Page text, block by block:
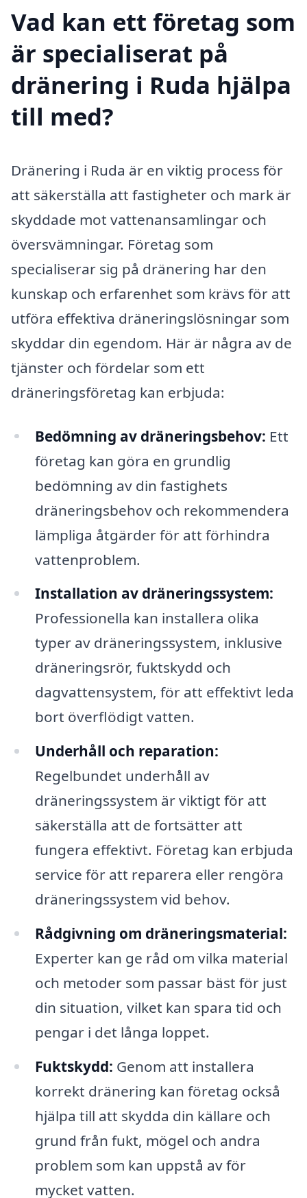
Vad kan ett företag som
är specialiserat på
dränering i Ruda hjälpa
till med?
Dränering i Ruda är en viktig process för
att säkerställa att fastigheter och mark är
skyddade mot vattenansamlingar och
översvämningar. Företag som
specialiserar sig på dränering har den
kunskap och erfarenhet som krävs för att
utföra effektiva dräneringslösningar som
skyddar din egendom. Här är några av de
tjänster och fördelar som ett
dräneringsföretag kan erbjuda:
Bedömning av dräneringsbehov: Ett
företag kan göra en grundlig
bedömning av din fastighets
dräneringsbehov och rekommendera
lämpliga åtgärder för att förhindra
vattenproblem.
Installation av dräneringssystem:
Professionella kan installera olika
typer av dräneringssystem, inklusive
dräneringsrör, fuktskydd och
dagvattensystem, för att effektivt leda
bort överflödigt vatten.
Underhåll och reparation:
Regelbundet underhåll av
dräneringssystem är viktigt för att
säkerställa att de fortsätter att
fungera effektivt. Företag kan erbjuda
service för att reparera eller rengöra
dräneringssystem vid behov.
Rådgivning om dräneringsmaterial:
Experter kan ge råd om vilka material
och metoder som passar bäst för just
din situation, vilket kan spara tid och
pengar i det långa loppet.
Fuktskydd: Genom att installera
korrekt dränering kan företag också
hjälpa till att skydda din källare och
grund från fukt, mögel och andra
problem som kan uppstå av för
mycket vatten.